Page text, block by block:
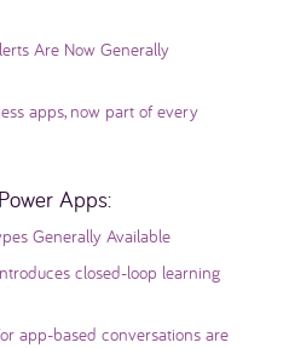
Are Now Generally
apps, now part of every
Apps:
Generally Available
closed-loop learning
app-based conversations are